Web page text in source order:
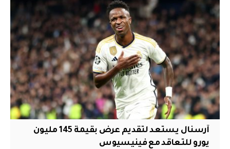
آرسنال يستعد لتقديم عرض بقيمة 145 مليون
يورو للتعاقد مع فينيسيوس